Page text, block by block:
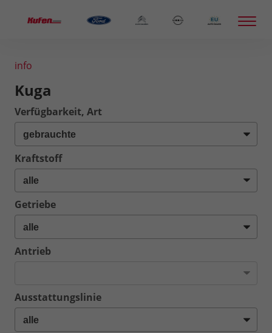
info
Kuga
Verfügbarkeit, Art
Kraftstoff
Getriebe
Antrieb
Ausstattungslinie